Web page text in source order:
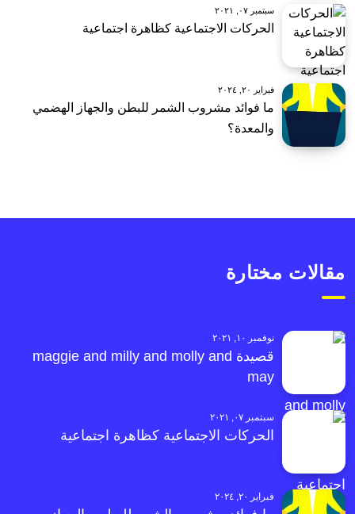
سبتمبر ٠٧, ٢٠٢١
الحركات الاجتماعية كظاهرة اجتماعية
فبراير ٢٠, ٢٠٢٤
ما فوائد مشروب الشمر للبطن والجهاز الهضمي
والمعدة؟
مقالات مختارة
نوفمبر ١٠, ٢٠٢١
قصيدة maggie and milly and molly and
may
سبتمبر ٠٧, ٢٠٢١
الحركات الاجتماعية كظاهرة اجتماعية
فبراير ٢٠, ٢٠٢٤